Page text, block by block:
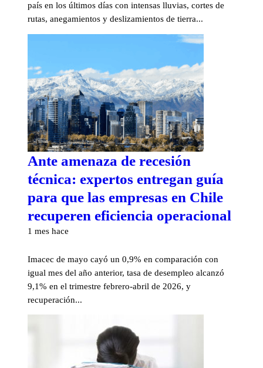
país en los últimos días con intensas lluvias, cortes de
rutas, anegamientos y deslizamientos de tierra...
Ante amenaza de recesión
técnica: expertos entregan guía
para que las empresas en Chile
recuperen eficiencia operacional
1 mes hace
Imacec de mayo cayó un 0,9% en comparación con
igual mes del año anterior, tasa de desempleo alcanzó
9,1% en el trimestre febrero-abril de 2026, y
recuperación...